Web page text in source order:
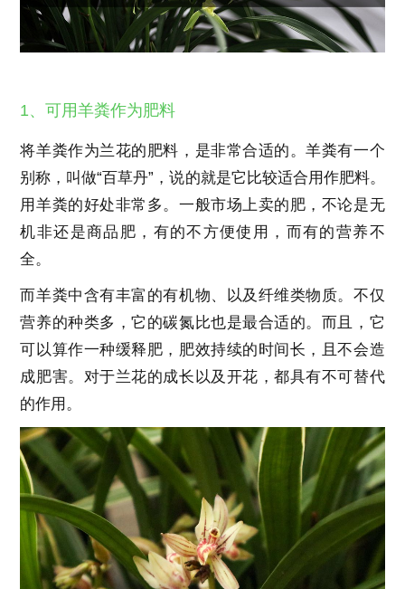
1、可用羊粪作为肥料
将羊粪作为兰花的肥料，是非常合适的。羊粪有一个
别称，叫做“百草丹”，说的就是它比较适合用作肥料。
用羊粪的好处非常多。一般市场上卖的肥，不论是无
机非还是商品肥，有的不方便使用，而有的营养不
全。
而羊粪中含有丰富的有机物、以及纤维类物质。不仅
营养的种类多，它的碳氮比也是最合适的。而且，它
可以算作一种缓释肥，肥效持续的时间长，且不会造
成肥害。对于兰花的成长以及开花，都具有不可替代
的作用。